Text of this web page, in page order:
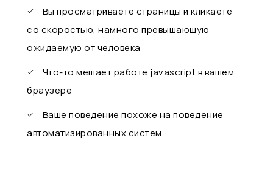
Вы просматриваете страницы и кликаете
со скоростью, намного превышающую
ожидаемую от человека
Что-то мешает работе javascript в вашем
браузере
Ваше поведение похоже на поведение
автоматизированных систем